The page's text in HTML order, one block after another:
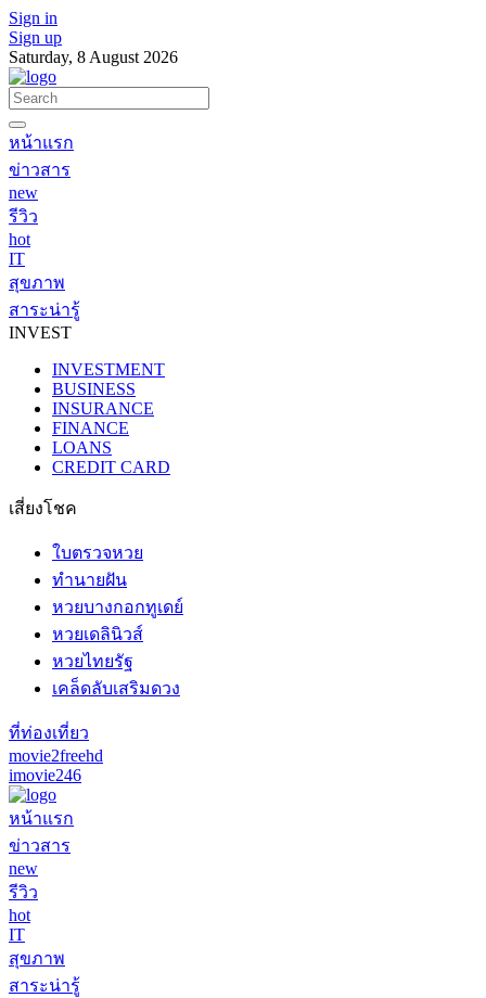
Sign in
Sign up
Saturday, 8 August 2026
หน้าแรก
ข่าวสาร
new
รีวิว
hot
IT
สุขภาพ
สาระน่ารู้
INVEST
INVESTMENT
BUSINESS
INSURANCE
FINANCE
LOANS
CREDIT CARD
เสี่ยงโชค
ใบตรวจหวย
ทำนายฝัน
หวยบางกอกทูเดย์
หวยเดลินิวส์
หวยไทยรัฐ
เคล็ดลับเสริมดวง
ที่ท่องเที่ยว
movie2freehd
imovie246
หน้าแรก
ข่าวสาร
new
รีวิว
hot
IT
สุขภาพ
สาระน่ารู้